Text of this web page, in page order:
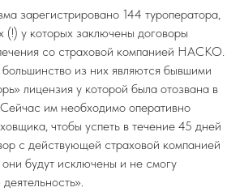
зарегистрировано 144 туроператора,
(!) у которых заключены договоры
со страховой компанией НАСКО.
большинство из них являются бывшими
лицензия у которой была отозвана в
им необходимо оперативно
чтобы успеть в течение 45 дней
с действующей страховой компанией
будут исключены и не смогу